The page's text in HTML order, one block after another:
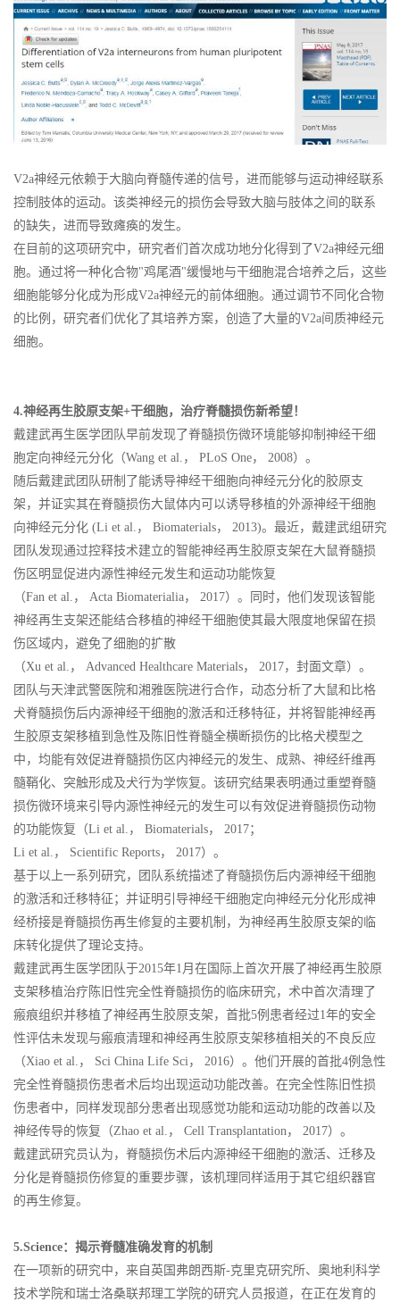
V2a神经元依赖于大脑向脊髓传递的信号，进而能够与运动神经联系
控制肢体的运动。该类神经元的损伤会导致大脑与肢体之间的联系
的缺失，进而导致瘫痪的发生。
在目前的这项研究中，研究者们首次成功地分化得到了V2a神经元细
胞。通过将一种化合物"鸡尾酒"缓慢地与干细胞混合培养之后，这些
细胞能够分化成为形成V2a神经元的前体细胞。通过调节不同化合物
的比例，研究者们优化了其培养方案，创造了大量的V2a间质神经元
细胞。
4.神经再生胶原支架+干细胞，治疗脊髓损伤新希望！
戴建武再生医学团队早前发现了脊髓损伤微环境能够抑制神经干细
胞定向神经元分化（Wang et al.， PLoS One， 2008）。
随后戴建武团队研制了能诱导神经干细胞向神经元分化的胶原支
架，并证实其在脊髓损伤大鼠体内可以诱导移植的外源神经干细胞
向神经元分化 (Li et al.， Biomaterials， 2013)。最近，戴建武组研究
团队发现通过控释技术建立的智能神经再生胶原支架在大鼠脊髓损
伤区明显促进内源性神经元发生和运动功能恢复
（Fan et al.， Acta Biomaterialia， 2017）。同时，他们发现该智能
神经再生支架还能结合移植的神经干细胞使其最大限度地保留在损
伤区域内，避免了细胞的扩散
（Xu et al.， Advanced Healthcare Materials， 2017，封面文章）。
团队与天津武警医院和湘雅医院进行合作，动态分析了大鼠和比格
犬脊髓损伤后内源神经干细胞的激活和迁移特征，并将智能神经再
生胶原支架移植到急性及陈旧性脊髓全横断损伤的比格犬模型之
中，均能有效促进脊髓损伤区内神经元的发生、成熟、神经纤维再
髓鞘化、突触形成及犬行为学恢复。该研究结果表明通过重塑脊髓
损伤微环境来引导内源性神经元的发生可以有效促进脊髓损伤动物
的功能恢复（Li et al.， Biomaterials， 2017；
Li et al.， Scientific Reports， 2017）。
基于以上一系列研究，团队系统描述了脊髓损伤后内源神经干细胞
的激活和迁移特征；并证明引导神经干细胞定向神经元分化形成神
经桥接是脊髓损伤再生修复的主要机制，为神经再生胶原支架的临
床转化提供了理论支持。
戴建武再生医学团队于2015年1月在国际上首次开展了神经再生胶原
支架移植治疗陈旧性完全性脊髓损伤的临床研究，术中首次清理了
瘢痕组织并移植了神经再生胶原支架，首批5例患者经过1年的安全
性评估未发现与瘢痕清理和神经再生胶原支架移植相关的不良反应
（Xiao et al.， Sci China Life Sci， 2016）。他们开展的首批4例急性
完全性脊髓损伤患者术后均出现运动功能改善。在完全性陈旧性损
伤患者中，同样发现部分患者出现感觉功能和运动功能的改善以及
神经传导的恢复（Zhao et al.， Cell Transplantation， 2017）。
戴建武研究员认为，脊髓损伤术后内源神经干细胞的激活、迁移及
分化是脊髓损伤修复的重要步骤，该机理同样适用于其它组织器官
的再生修复。
5.Science：揭示脊髓准确发育的机制
在一项新的研究中，来自英国弗朗西斯-克里克研究所、奥地利科学
技术学院和瑞士洛桑联邦理工学院的研究人员报道，在正在发育的